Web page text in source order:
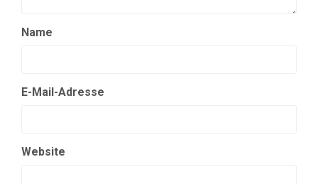
Name
E-Mail-Adresse
Website